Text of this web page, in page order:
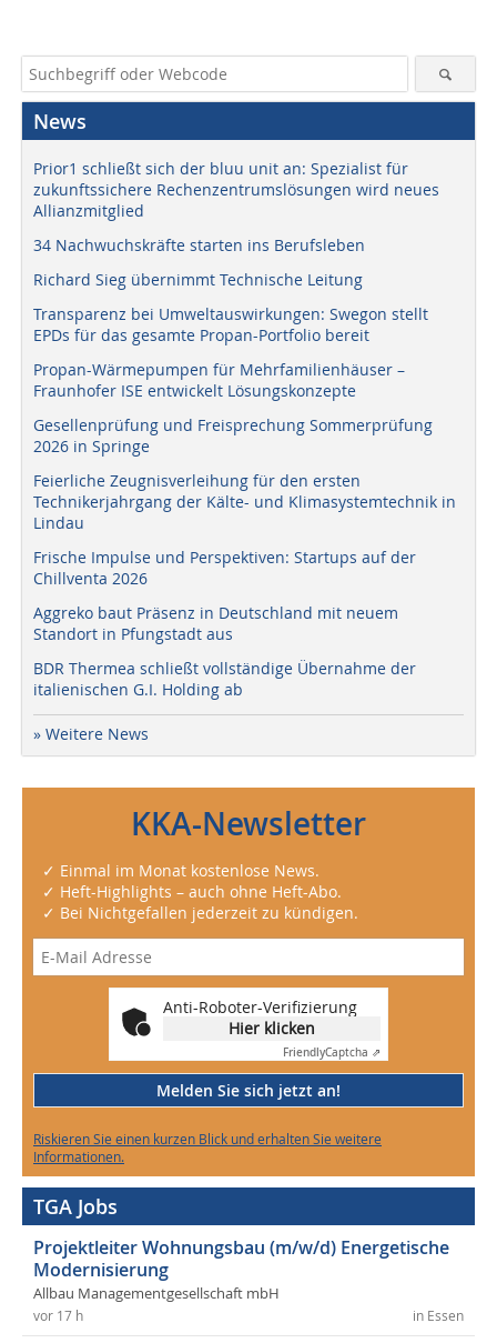
News
Prior1 schließt sich der bluu unit an: Spezialist für
zukunftssichere Rechenzentrumslösungen wird neues
Allianzmitglied
34 Nachwuchskräfte starten ins Berufsleben
Richard Sieg übernimmt Technische Leitung
Transparenz bei Umweltauswirkungen: Swegon stellt
EPDs für das gesamte Propan-Portfolio bereit
Propan-Wärmepumpen für Mehrfamilienhäuser –
Fraunhofer ISE entwickelt Lösungskonzepte
Gesellenprüfung und Freisprechung Sommerprüfung
2026 in Springe
Feierliche Zeugnisverleihung für den ersten
Technikerjahrgang der Kälte- und Klimasystemtechnik in
Lindau
Frische Impulse und Perspektiven: Startups auf der
Chillventa 2026
Aggreko baut Präsenz in Deutschland mit neuem
Standort in Pfungstadt aus
BDR Thermea schließt vollständige Übernahme der
italienischen G.I. Holding ab
» Weitere News
KKA-Newsletter
✓ Einmal im Monat kostenlose News.
✓ Heft-Highlights – auch ohne Heft-Abo.
✓ Bei Nichtgefallen jederzeit zu kündigen.
Anti-Roboter-Verifizierung
Hier klicken
FriendlyCaptcha ⇗
Melden Sie sich jetzt an!
Riskieren Sie einen kurzen Blick und erhalten Sie weitere
Informationen.
TGA Jobs
Projektleiter Wohnungsbau (m/w/d) Energetische
Modernisierung
Allbau Managementgesellschaft mbH
in Essen
vor 17 h